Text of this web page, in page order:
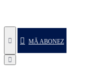
MĂ ABONEZ